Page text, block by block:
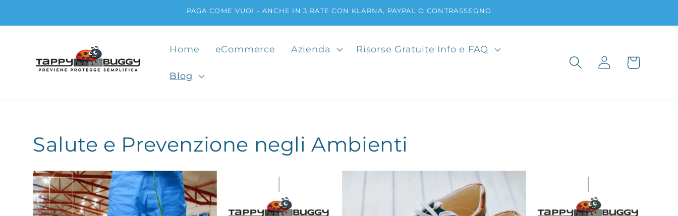
ai contenuti
PAGA COME VUOI - ANCHE IN 3 RATE CON KLARNA, PAYPAL O CONTRASSEGNO
Home eCommerce Azienda Risorse Gratuite Info e FAQ
Blog
Accedi Carrello
Salute e Prevenzione negli Ambienti